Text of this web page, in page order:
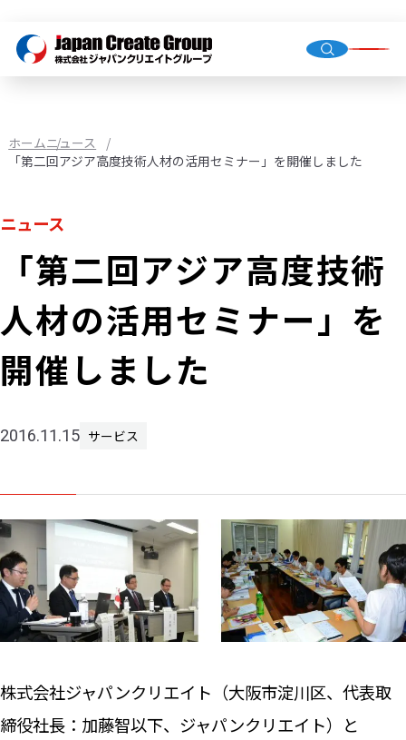
トップ
店舗運
（直営
環境イ
機械校
お問い
ホームニュース
「第二回アジア高度技術人材の活用セミナー」を開催しました
ニュース
「第二回アジア高度技術
人材の活用セミナー」を
開催しました
2016.11.15 サービス
株式会社ジャパンクリエイト（大阪市淀川区、代表取
締役社長：加藤智以下、ジャパンクリエイト）と